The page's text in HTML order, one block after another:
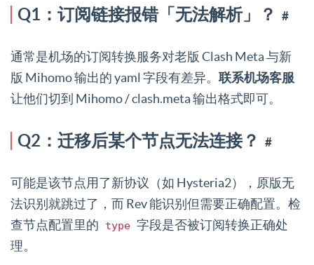
Q1：订阅链接报错「无法解析」？ #
通常是机场的订阅转换服务对老版 Clash Meta 与新
版 Mihomo 输出的 yaml 字段有差异。 联系机场客服
让他们切到 Mihomo / clash.meta 输出格式即可。
Q2：迁移后某个节点无法连接？ #
可能是该节点用了新协议（如 Hysteria2），原版无
法识别就跳过了，而 Rev 能识别但需要正确配置。检
查节点配置里的
type 字段是否被订阅转换正确处
理。